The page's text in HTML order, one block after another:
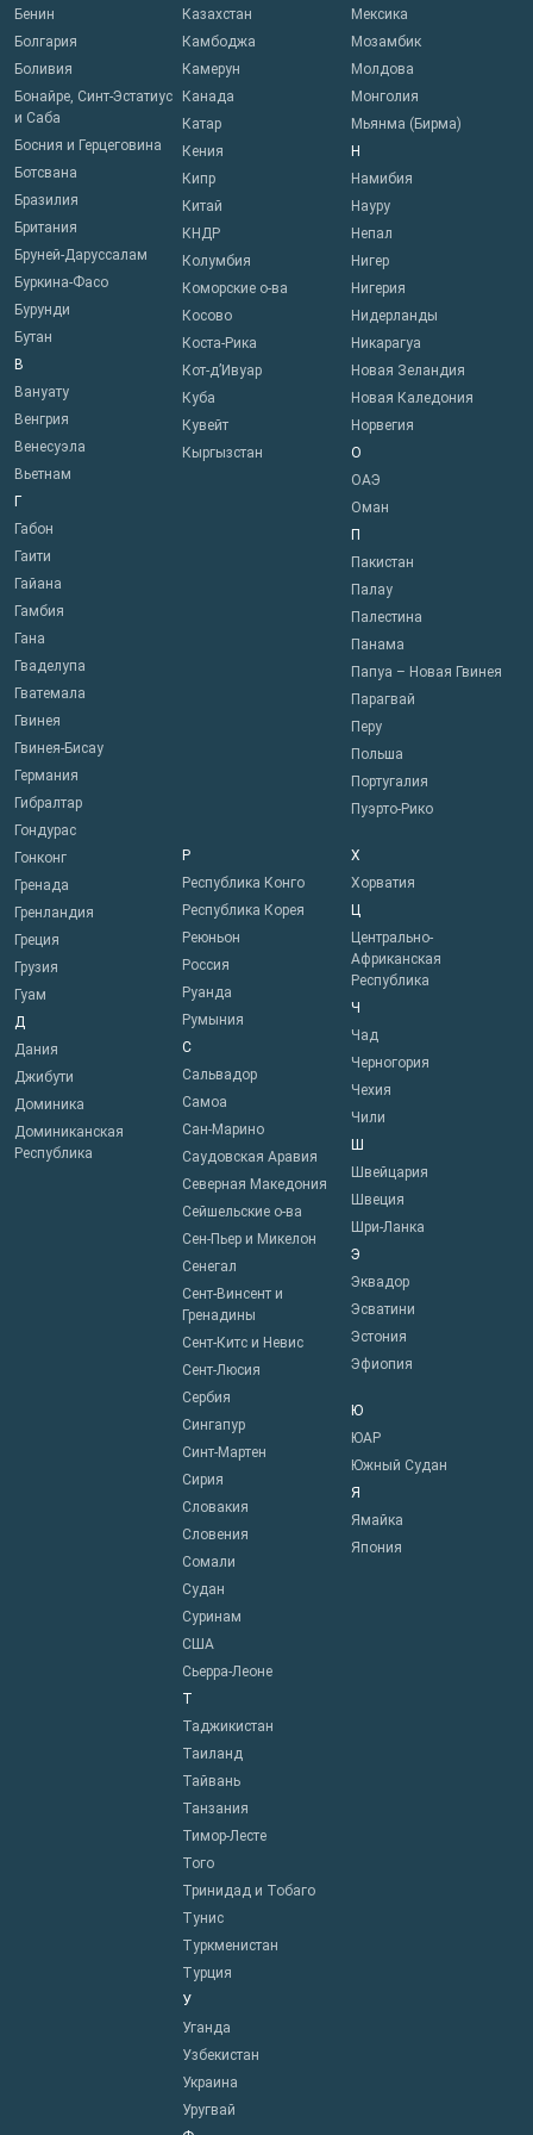
Бенин
Болгария
Боливия
Бонайре, Синт-Эстатиус
и Саба
Босния и Герцеговина
Ботсвана
Бразилия
Британия
Бруней-Даруссалам
Буркина-Фасо
Бурунди
Бутан
В
Вануату
Венгрия
Венесуэла
Вьетнам
Г
Габон
Гаити
Гайана
Гамбия
Гана
Гваделупа
Гватемала
Гвинея
Гвинея-Бисау
Германия
Гибралтар
Гондурас
Гонконг
Гренада
Гренландия
Греция
Грузия
Гуам
Д
Дания
Джибути
Доминика
Доминиканская
Республика
Казахстан
Камбоджа
Камерун
Канада
Катар
Кения
Кипр
Китай
КНДР
Колумбия
Коморские о-ва
Косово
Коста-Рика
Кот-д’Ивуар
Куба
Кувейт
Кыргызстан
Мексика
Мозамбик
Молдова
Монголия
Мьянма (Бирма)
Н
Намибия
Науру
Непал
Нигер
Нигерия
Нидерланды
Никарагуа
Новая Зеландия
Новая Каледония
Норвегия
О
ОАЭ
Оман
П
Пакистан
Палау
Палестина
Панама
Папуа – Новая Гвинея
Парагвай
Перу
Польша
Португалия
Пуэрто-Рико
Р
Республика Конго
Республика Корея
Реюньон
Россия
Руанда
Румыния
С
Сальвадор
Самоа
Сан-Марино
Саудовская Аравия
Северная Македония
Сейшельские о-ва
Сен-Пьер и Микелон
Сенегал
Сент-Винсент и
Гренадины
Сент-Китс и Невис
Сент-Люсия
Сербия
Сингапур
Синт-Мартен
Сирия
Словакия
Словения
Сомали
Судан
Суринам
США
Сьерра-Леоне
Т
Таджикистан
Таиланд
Тайвань
Танзания
Тимор-Лесте
Того
Тринидад и Тобаго
Тунис
Туркменистан
Турция
У
Уганда
Узбекистан
Украина
Уругвай
Х
Хорватия
Ц
Центрально-
Африканская
Республика
Ч
Чад
Черногория
Чехия
Чили
Ш
Швейцария
Швеция
Шри-Ланка
Э
Эквадор
Эсватини
Эстония
Эфиопия
Ю
ЮАР
Южный Судан
Я
Ямайка
Япония